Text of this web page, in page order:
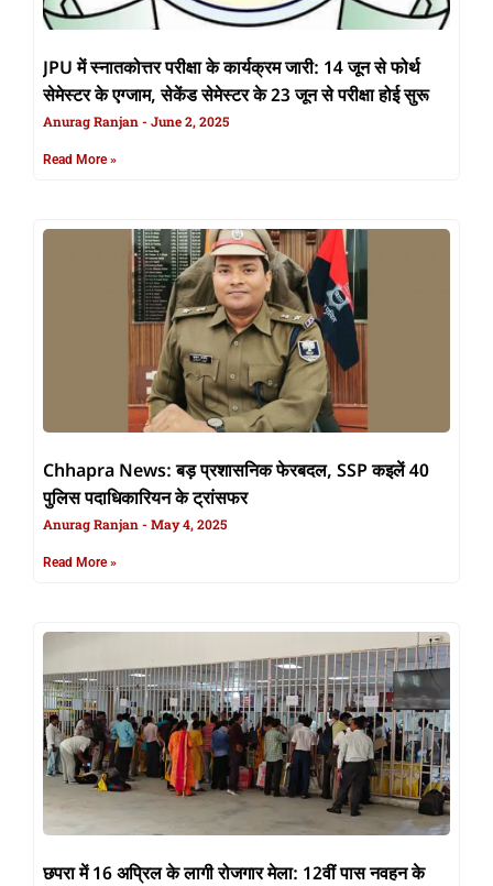
JPU में स्नातकोत्तर परीक्षा के कार्यक्रम जारी: 14 जून से फोर्थ
सेमेस्टर के एग्जाम, सेकेंड सेमेस्टर के 23 जून से परीक्षा होई सुरू
Anurag Ranjan June 2, 2025
Read More »
Chhapra News: बड़ प्रशासनिक फेरबदल, SSP कइलें 40
पुलिस पदाधिकारियन के ट्रांसफर
Anurag Ranjan May 4, 2025
Read More »
छपरा में 16 अप्रिल के लागी रोजगार मेला: 12वीं पास नवहन के